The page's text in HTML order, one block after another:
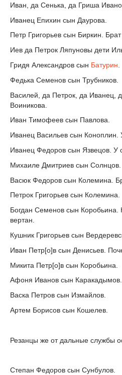
Иван, да Сенька, да Гриша
Иванец Епихин сын Даурова.
Петр Григорьев сын Биркин.
Иев да Петрок Ляпуновы дети
Гридя Александров сын Батурин
Федька Семенов сын Трубников.
Василей, да Петрок, да Иванец,
Воиникова.
Иван Тимофеев сын Павлова.
Иванец Васильев сын Коноплин.
Иванец Федоров сын Язвецов. У
Михаиле Дмитриев сын Солнцов.
Васюк Федоров сын Колемина.
Петрок Григорьев сын Колемина.
Богдан Семенов сын
вертан.
Кушник Григорьев сын
Иван Петр[о]в сын Денисьев.
Микита Петр[о]в сын Коробьина.
Афоня Иванов сын Каракадымов.
Васка Петров сын Измайлов.
Артем Борисов сын Кошелев.
Резанцы же от дальные службы
Степан Федоров сын Сунбулов.